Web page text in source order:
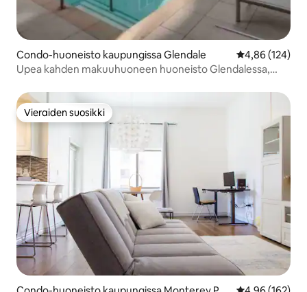
Condo-huoneisto kaupungissa Glendale
4,86 (124)
Upea kahden makuuhuoneen huoneisto Glendalessa,
Vieraiden suosikki
Vieraiden suosikki